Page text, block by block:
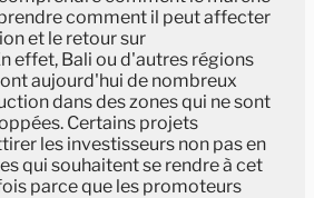
comment il peut affecter
et le retour sur
effet, Bali ou d'autres régions
aujourd'hui de nombreux
dans des zones qui ne sont
Certains projets
les investisseurs non pas en
qui souhaitent se rendre à cet
parce que les promoteurs